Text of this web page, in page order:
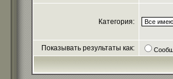
Категория:
Показывать результаты как: